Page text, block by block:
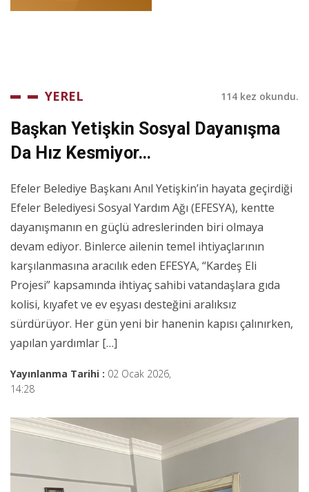
YEREL 114 kez okundu.
Başkan Yetişkin Sosyal Dayanışma
Da Hız Kesmiyor…
Efeler Belediye Başkanı Anıl Yetişkin’in hayata geçirdiği
Efeler Belediyesi Sosyal Yardım Ağı (EFESYA), kentte
dayanışmanın en güçlü adreslerinden biri olmaya
devam ediyor. Binlerce ailenin temel ihtiyaçlarının
karşılanmasına aracılık eden EFESYA, “Kardeş Eli
Projesi” kapsamında ihtiyaç sahibi vatandaşlara gıda
kolisi, kıyafet ve ev eşyası desteğini aralıksız
sürdürüyor. Her gün yeni bir hanenin kapısı çalınırken,
yapılan yardımlar […]
Yayınlanma Tarihi : 02 Ocak 2026,
14:28